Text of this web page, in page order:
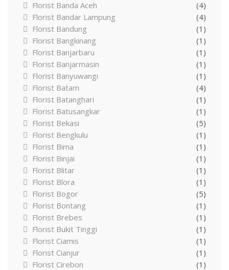
Florist Banda Aceh
(4)
Florist Bandar Lampung
(4)
Florist Bandung
(1)
Florist Bangkinang
(1)
Florist Banjarbaru
(1)
Florist Banjarmasin
(1)
Florist Banyuwangi
(1)
Florist Batam
(4)
Florist Batanghari
(1)
Florist Batusangkar
(1)
Florist Bekasi
(5)
Florist Bengkulu
(1)
Florist Bima
(1)
Florist Binjai
(1)
Florist Blitar
(1)
Florist Blora
(1)
Florist Bogor
(5)
Florist Bontang
(1)
Florist Brebes
(1)
Florist Bukit Tinggi
(1)
Florist Ciamis
(1)
Florist Cianjur
(1)
Florist Cirebon
(1)